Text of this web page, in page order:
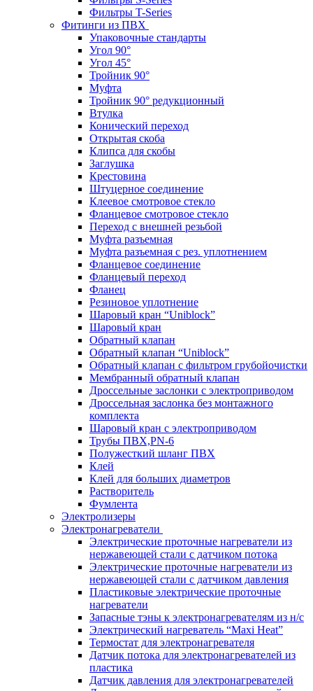
Фильтры T-Series
Фитинги из ПВХ
Упаковочные стандарты
Угол 90°
Угол 45°
Тройник 90°
Муфта
Тройник 90° редукционный
Втулка
Конический переход
Открытая скоба
Клипса для скобы
Заглушка
Крестовина
Штуцерное соединение
Клеевое смотровое стекло
Фланцевое смотровое стекло
Переход с внешней резьбой
Муфта разъемная
Муфта разъемная с рез. уплотнением
Фланцевое соединение
Фланцевый переход
Фланец
Резиновое уплотнение
Шаровый кран “Uniblock”
Шаровый кран
Обратный клапан
Обратный клапан “Uniblock”
Обратный клапан с фильтром грубойочистки
Мембранный обратный клапан
Дроссельные заслонки с электроприводом
Дроссельная заслонка без монтажного
комплекта
Шаровый кран с электроприводом
Трубы ПВХ,PN-6
Полужесткий шланг ПВХ
Клей
Клей для больших диаметров
Растворитель
Фумлента
Электролизеры
Электронагреватели
Электрические проточные нагреватели из
нержавеющей стали с датчиком потока
Электрические проточные нагреватели из
нержавеющей стали с датчиком давления
Пластиковые электрические проточные
нагреватели
Запасные тэны к электронагревателям из н/с
Электрический нагреватель “Maxi Heat”
Термостат для электронагревателя
Датчик потока для электронагревателей из
пластика
Датчик давления для электронагревателей